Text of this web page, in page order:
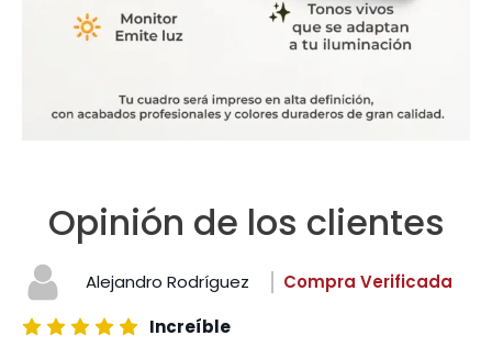
Opinión de los clientes
Alejandro Rodríguez
Compra Verificada
Increíble